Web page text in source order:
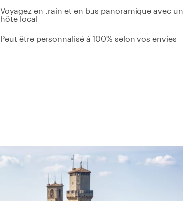
Voyagez en train et en bus panoramique avec un
hôte local
Peut être personnalisé à 100% selon vos envies